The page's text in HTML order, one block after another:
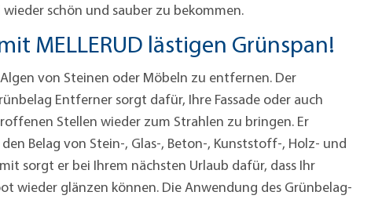
schön und sauber zu bekommen.
MELLERUD lästigen Grünspan!
von Steinen oder Möbeln zu entfernen. Der
Entferner sorgt dafür, Ihre Fassade oder auch
Stellen wieder zum Strahlen zu bringen. Er
Belag von Stein-, Glas-, Beton-, Kunststoff-, Holz- und
sorgt er bei Ihrem nächsten Urlaub dafür, dass Ihr
wieder glänzen können. Die Anwendung des Grünbelag-